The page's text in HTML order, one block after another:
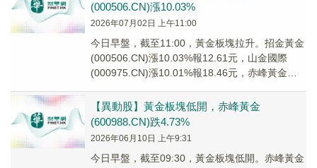
(000506.CN)漲10.03%
2026年07月02日 上午11:00
今日早盤，截至11:00，黃金板塊拉升。招金黃金
(000506.CN)漲10.03%報12.61元，山金國際
(000975.CN)漲10.01%報18.46元，赤峰黃金
【異動股】黃金板塊低開，赤峰黃金
(600988.CN)跌4.73%
2026年06月10日 上午9:31
今日早盤，截至09:30，黃金板塊低開。赤峰黃金